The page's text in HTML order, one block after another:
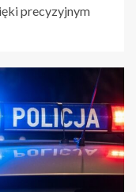
precyzyjnym